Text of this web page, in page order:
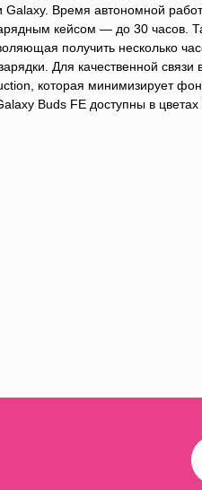
Galaxy. Время автономной
кейсом — до 30 часов.
получить несколько
Для качественной связи
которая минимизирует
Buds FE доступны в